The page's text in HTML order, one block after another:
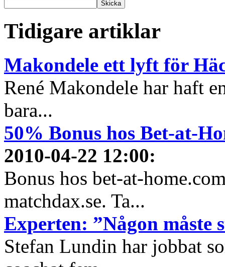
Tidigare artiklar
Makondele ett lyft för
René Makondele har haft
bara...
50% Bonus hos Bet-at-
2010-04-22 12:00:
Bonus hos bet-at-
matchdax.se. Ta...
Experten: ”Någon måste
Stefan Lundin har jobbat